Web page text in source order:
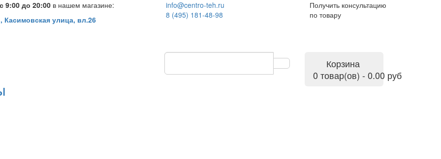
9:00 до 20:00 в нашем магазине:
улица, вл.26
info@centro-teh.ru
8 (495) 181-48-98
Получить консультацию
по товару
Корзина
0 товар(ов) - 0.00 руб